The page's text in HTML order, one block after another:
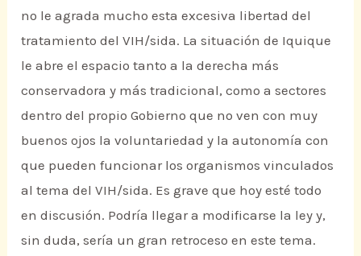
no le agrada mucho esta excesiva libertad del
tratamiento del VIH/sida. La situación de Iquique
le abre el espacio tanto a la derecha más
conservadora y más tradicional, como a sectores
dentro del propio Gobierno que no ven con muy
buenos ojos la voluntariedad y la autonomía con
que pueden funcionar los organismos vinculados
al tema del VIH/sida. Es grave que hoy esté todo
en discusión. Podría llegar a modificarse la ley y,
sin duda, sería un gran retroceso en este tema.